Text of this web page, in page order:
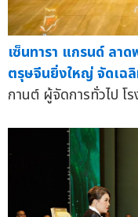
เซ็นทารา แกรนด์ ลา
ตรุษจีนยิ่งใหญ่ จัดเฉ
กานต์ ผู้จัดการทั่วไป โ